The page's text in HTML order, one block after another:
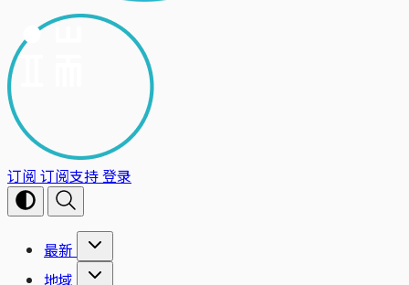
订阅 订阅支持登录
最新
地域